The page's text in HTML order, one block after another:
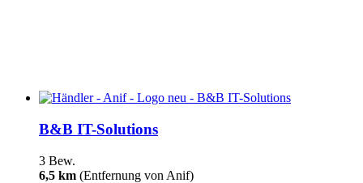
B&B IT-Solutions
3 Bew.
6,5 km (Entfernung von Anif)